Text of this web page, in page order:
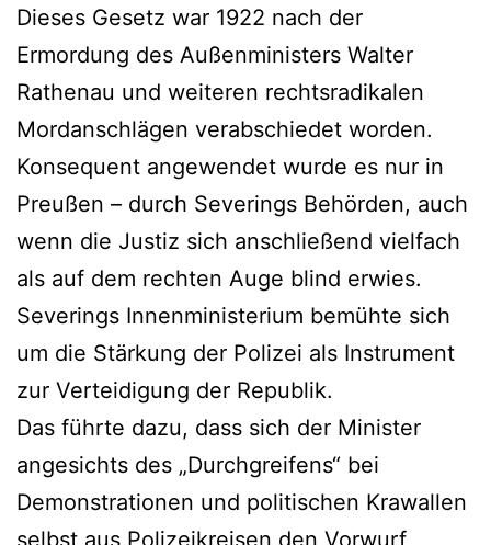
Dieses Gesetz war 1922 nach der
Ermordung des Außenministers Walter
Rathenau und weiteren rechtsradikalen
Mordanschlägen verabschiedet worden.
Konsequent angewendet wurde es nur in
Preußen – durch Severings Behörden, auch
wenn die Justiz sich anschließend vielfach
als auf dem rechten Auge blind erwies.
Severings Innenministerium bemühte sich
um die Stärkung der Polizei als Instrument
zur Verteidigung der Republik.
Das führte dazu, dass sich der Minister
angesichts des „Durchgreifens“ bei
Demonstrationen und politischen Krawallen
selbst aus Polizeikreisen den Vorwurf